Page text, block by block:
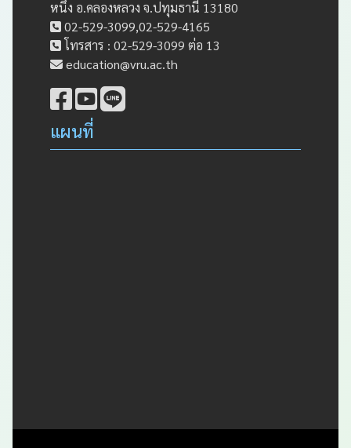
หนึ่ง อ.คลองหลวง จ.ปทุมธานี 13180
02-529-3099,02-529-4165
โทรสาร : 02-529-3099 ต่อ 13
education@vru.ac.th
แผนที่